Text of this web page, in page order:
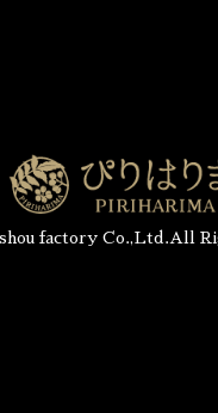
factory Co.,Ltd.All